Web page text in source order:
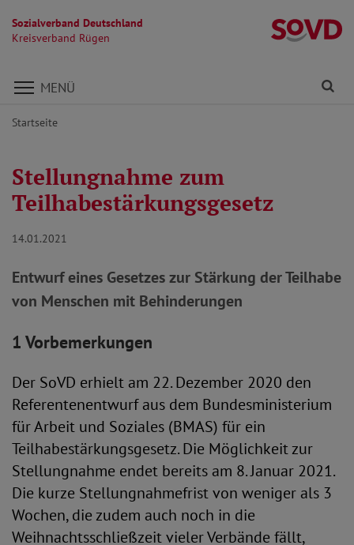
Sozialverband Deutschland
Kreisverband Rügen
Direkt zu den Inhalten springen
MENÜ
Startseite
Stellungnahme zum
Teilhabestärkungsgesetz
14.01.2021
Entwurf eines Gesetzes zur Stärkung der Teilhabe
von Menschen mit Behinderungen
1 Vorbemerkungen
Der SoVD erhielt am 22. Dezember 2020 den
Referentenentwurf aus dem Bundesministerium
für Arbeit und Soziales (BMAS) für ein
Teilhabestärkungsgesetz. Die Möglichkeit zur
Stellungnahme endet bereits am 8. Januar 2021.
Die kurze Stellungnahmefrist von weniger als 3
Wochen, die zudem auch noch in die
Weihnachtsschließzeit vieler Verbände fällt,